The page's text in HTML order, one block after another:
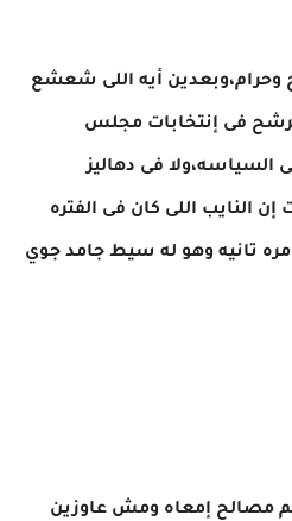
أيه اللى شعشع
فى إنتخابات مجلس
فى دهاليز
النايب اللى كان فى الفتره
تانيه وهو له سيط جامد جوي
مصالح إمعاه ومش عاوزين